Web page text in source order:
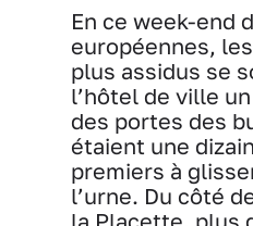
En ce week-end
européennes,
plus assidus se
l’hôtel de ville
des portes des
étaient une
premiers à
l’urne. Du côté
la Placette, plus